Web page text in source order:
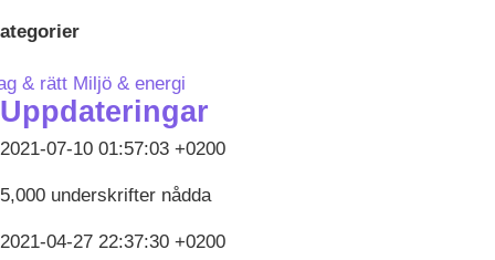
& rätt Miljö & energi
Uppdateringar
2021-07-10 01:57:03 +0200
5,000 underskrifter nådda
2021-04-27 22:37:30 +0200